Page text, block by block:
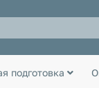
подготовка